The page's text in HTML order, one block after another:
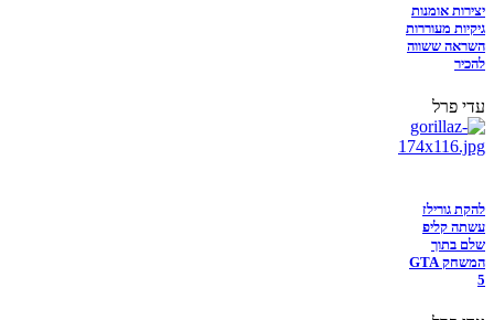
יצירות אומנות
גיקיות מעוררות
השראה ששווה
להכיר
עדי פרל
להקת גורילז
עשתה קליפ
שלם בתוך
המשחק GTA
5